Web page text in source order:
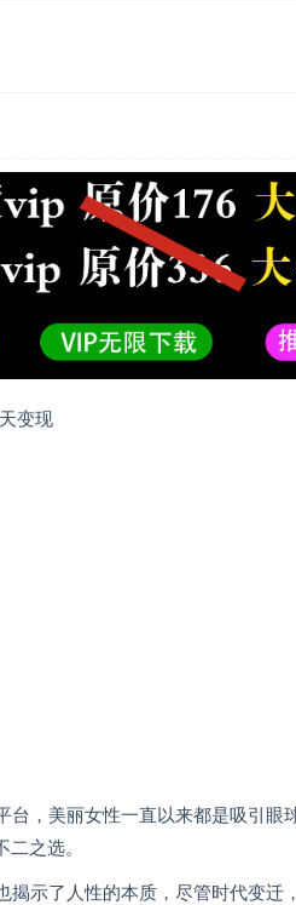
变现
台，美丽女性一直以来都是吸引眼
之选。
揭示了人性的本质，尽管时代变迁